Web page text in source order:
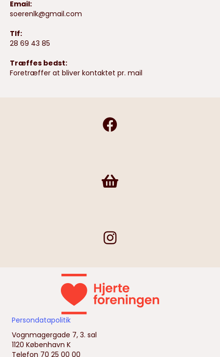
Email:
soerenlk@gmail.com
Tlf:
28 69 43 85
Træffes bedst:
Foretræffer at bliver kontaktet pr. mail
Frivilligshop
Persondatapolitik
Vognmagergade 7, 3. sal
1120 København K
Telefon 70 25 00 00